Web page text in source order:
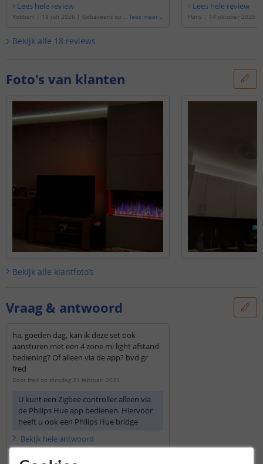
Lees hele review
Robbert | 18 juli 2026 | Gebaseerd op d
dfri, Osram Lightify, Tuya SmartLife en vel
lees meer...
Lees hele review
Hans | 14 oktober 2025
Bekijk alle 18 reviews
Foto's van klanten
Bekijk alle klantfoto’s
Vraag & antwoord
ha, goeden dag, kan ik deze set ook
aansturen met een 4 zone mi light afstand
bediening? Of alleen via de app? bvd gr
fred
Door fred op dinsdag 21 februari 2023
U kunt een Zigbee controller alleen via
de Philips Hue app bedienen. Hiervoor
heeft u ook een Philips Hue bridge
nodig.
Bekijk hele antwoord
Door Priscilla op dinsdag 21 februari 2023